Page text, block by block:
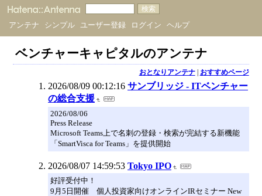
アンテナ シンプル ユーザー登録 ログイン ヘルプ
ベンチャーキャピタルのアンテナ
おとなりアンテナ| おすすめページ
2026/08/09 00:12:16 サンブリッジ - ITベンチャー
の総合支援
2026/08/06
Press Release
Microsoft Teams上で名刺の登録・検索が完結する新機能
「SmartVisca for Teams」を提供開始
2026/08/07 14:59:53 Tokyo IPO
好評受付中！
9月5日開催 個人投資家向けオンラインIRセミナー New